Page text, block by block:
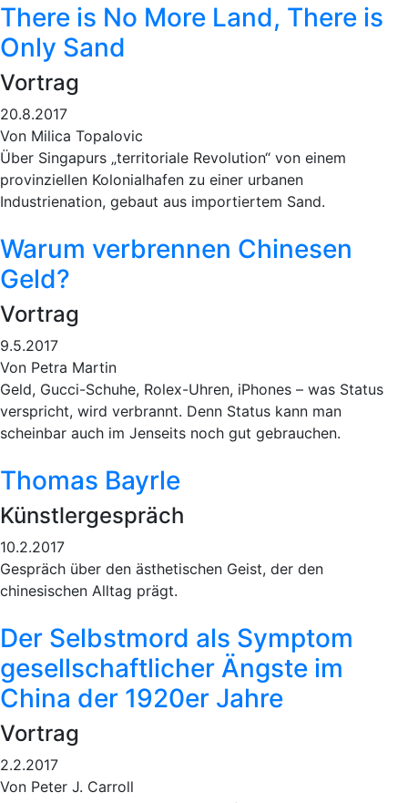
There is No More Land, There is
Only Sand
Vortrag
20.8.2017
Von Milica Topalovic
Über Singapurs „territoriale Revolution“ von einem
provinziellen Kolonialhafen zu einer urbanen
Industrienation, gebaut aus importiertem Sand.
Warum verbrennen Chinesen
Geld?
Vortrag
9.5.2017
Von Petra Martin
Geld, Gucci-Schuhe, Rolex-Uhren, iPhones – was Status
verspricht, wird verbrannt. Denn Status kann man
scheinbar auch im Jenseits noch gut gebrauchen.
Thomas Bayrle
Künstlergespräch
10.2.2017
Gespräch über den ästhetischen Geist, der den
chinesischen Alltag prägt.
Der Selbstmord als Symptom
gesellschaftlicher Ängste im
China der 1920er Jahre
Vortrag
2.2.2017
Von Peter J. Carroll